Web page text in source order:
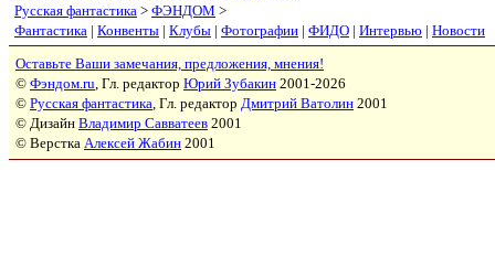
Русская фантастика > ФЭНДОМ >
Фантастика | Конвенты | Клубы | Фотографии | ФИДО | Интервью | Новости
Оставьте Ваши замечания, предложения, мнения!
© Фэндом.ru, Гл. редактор Юрий Зубакин 2001-2026
© Русская фантастика, Гл. редактор Дмитрий Ватолин 2001
© Дизайн Владимир Савватеев 2001
© Верстка Алексей Жабин 2001